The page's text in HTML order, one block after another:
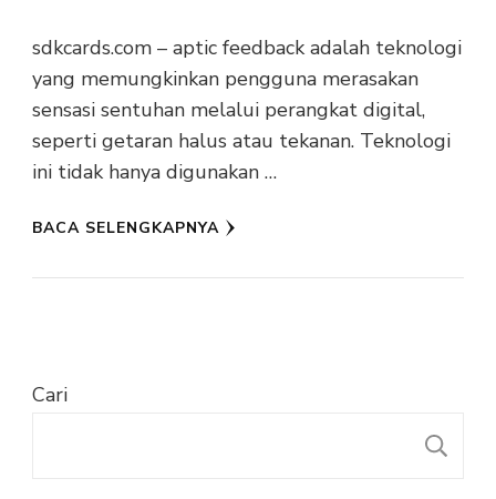
sdkcards.com – aptic feedback adalah teknologi
yang memungkinkan pengguna merasakan
sensasi sentuhan melalui perangkat digital,
seperti getaran halus atau tekanan. Teknologi
ini tidak hanya digunakan …
BACA SELENGKAPNYA
Cari